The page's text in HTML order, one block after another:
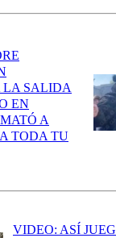
LA SALIDA
EN
A
TODA TU
VIDEO: ASÍ